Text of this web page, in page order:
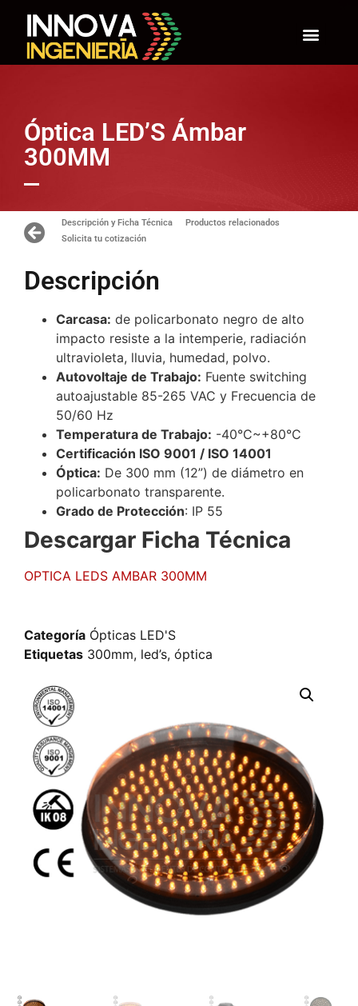
Óptica LED’S Ámbar
300MM
Descripción y Ficha Técnica
Productos relacionados
Solicita tu cotización
Descripción
Carcasa: de policarbonato negro de alto
impacto resiste a la intemperie, radiación
ultravioleta, lluvia, humedad, polvo.
Autovoltaje de Trabajo: Fuente switching
autoajustable 85-265 VAC y Frecuencia de
50/60 Hz
Temperatura de Trabajo: -40°C~+80°C
Certificación ISO 9001 / ISO 14001
Óptica: De 300 mm (12”) de diámetro en
policarbonato transparente.
Grado de Protección: IP 55
Descargar Ficha Técnica
OPTICA LEDS AMBAR 300MM
Categoría Ópticas LED'S
Etiquetas 300mm, led’s, óptica